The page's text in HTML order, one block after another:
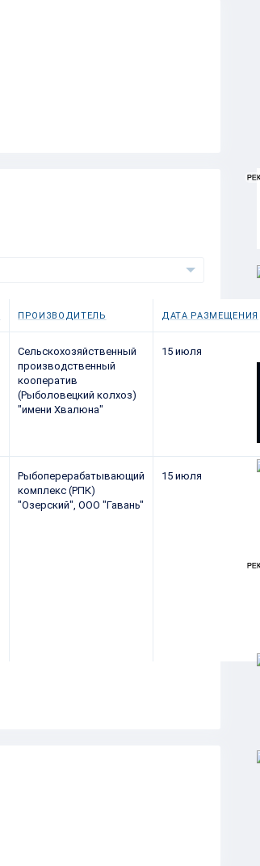
ПРОИЗВОДИТЕЛЬ ДАТА РАЗМЕЩЕНИЯ
Сельскохозяйственный
производственный
кооператив
(Рыболовецкий колхоз)
"имени Хвалюна"
15 июля
Рыбоперерабатывающий
комплекс (РПК)
"Озерский", ООО "Гавань"
15 июля